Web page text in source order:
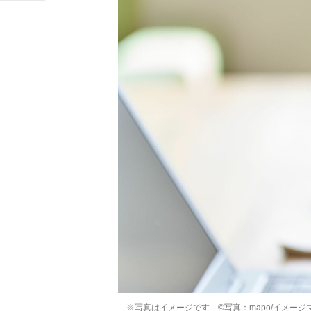
※写真はイメージです ©写真：mapo/イメージ